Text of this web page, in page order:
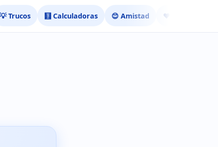
💡 Trucos 🧮 Calculadoras 😊 Amistad ❤️ Ligar